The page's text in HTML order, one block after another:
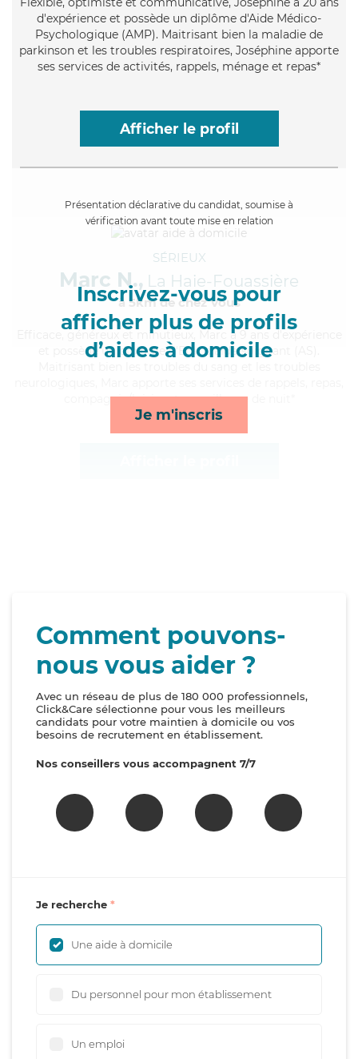
d'expérience et possède un diplôme d'Aide Médico-
Psychologique (AMP). Maitrisant bien la maladie de
parkinson et les troubles respiratoires, Joséphine apporte
ses services de activités, rappels, ménage et repas*
Afficher le profil
Présentation déclarative du candidat, soumise à
vérification avant toute mise en relation
Inscrivez-vous pour
afficher plus de profils
d’aides à domicile
Je m'inscris
SÉRIEUX
Marc N., La Haie-Fouassière
à 5km de chez Vous
, généreux et minutieux, Marc a 9 ans d'expérience
et possède un diplôme d'Etat d'aide-soignant (AS).
compagnie/loisirs et surveillance de nuit*
Comment pouvons-
nous vous aider ?
Avec un réseau de plus de 180 000 professionnels,
Click&Care sélectionne pour vous les meilleurs
candidats pour votre maintien à domicile ou vos
besoins de recrutement en établissement.
Nos conseillers vous accompagnent 7/7
Je recherche
Une aide à domicile
Du personnel pour mon établissement
Un emploi